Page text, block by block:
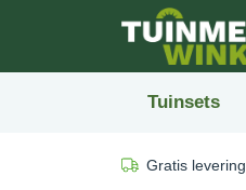
Tuinsets
Gratis levering